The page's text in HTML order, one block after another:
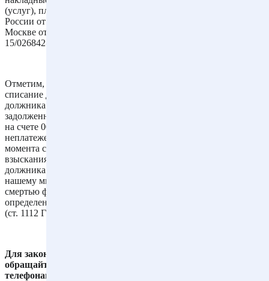
(услуг), платежные документы и др.) (письма Минфина
России от 08.04.2013 N 03-03-06/1/11347, УФНС России по г.
Москве от 13.04.2011 N 16-15/035618.1@, от 22.03.2011 N 16-
15/026842@).
Отметим, что на основании абзаца 2 п. 77 Положения N 34н
списание долга в убыток вследствие неплатежеспособности
должника не является аннулированием задолженности. Эта
задолженность должна отражаться за бухгалтерским балансом
на счете 007 "Списанная в убыток задолженность
неплатежеспособных дебиторов" в течение пяти лет с
момента списания для наблюдения за возможностью ее
взыскания в случае изменения имущественного положения
должника. Аналогичным образом следует поступать, по
нашему мнению, при списании задолженности в связи со
смертью физического лица - должника, поскольку его долг в
определенных случаях может быть выплачен наследниками
(ст. 1112 ГК РФ)".
Для законного списания всех ваших долгов "под ключ"
обращайтесь к юристам и адвокатам нашего бюро по
телефонам: